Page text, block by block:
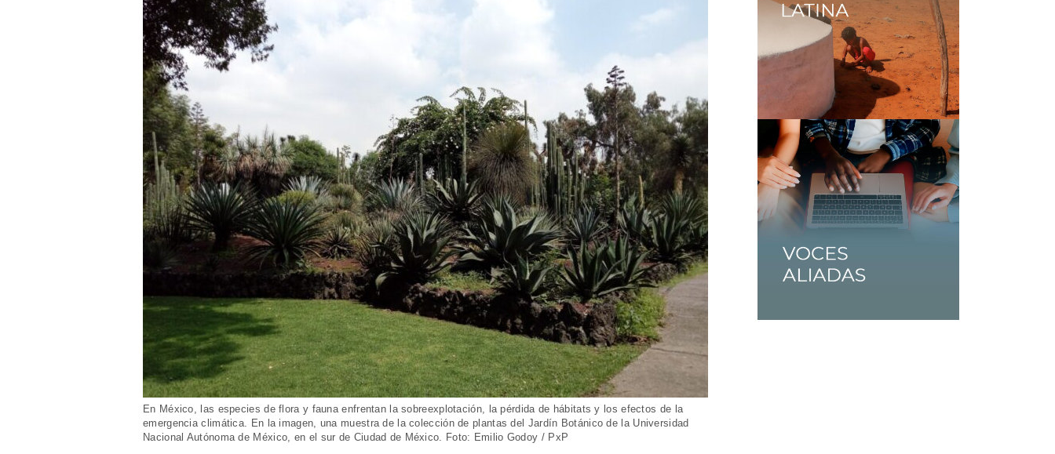
En México, las especies de flora y fauna enfrentan la sobreexplotación, la pérdida de hábitats y los efectos de la
emergencia climática. En la imagen, una muestra de la colección de plantas del Jardín Botánico de la Universidad
Nacional Autónoma de México, en el sur de Ciudad de México. Foto: Emilio Godoy / PxP